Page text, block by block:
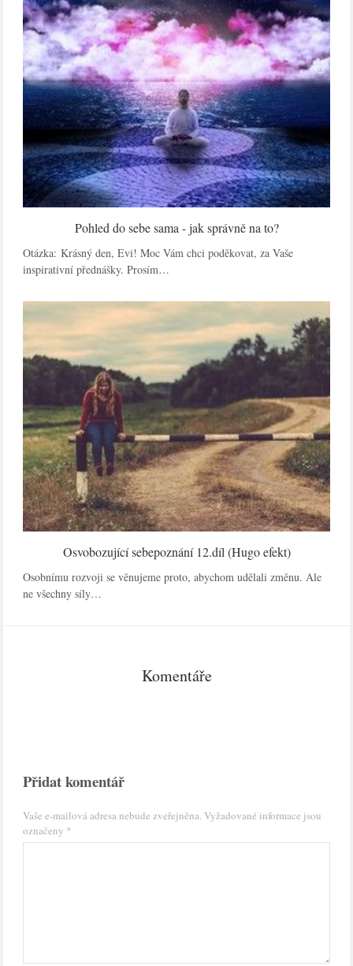
Pohled do sebe sama - jak správně na to?
Otázka: Krásný den, Evi! Moc Vám chci poděkovat, za Vaše
inspirativní přednášky. Prosím…
Osvobozující sebepoznání 12.díl (Hugo efekt)
Osobnímu rozvoji se věnujeme proto, abychom udělali změnu. Ale
ne všechny síly…
Komentáře
Přidat komentář
Vaše e-mailová adresa nebude zveřejněna. Vyžadované informace jsou
označeny *